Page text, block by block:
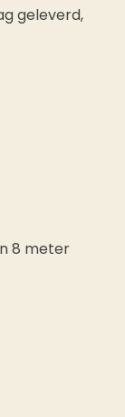
geleverd,
8 meter